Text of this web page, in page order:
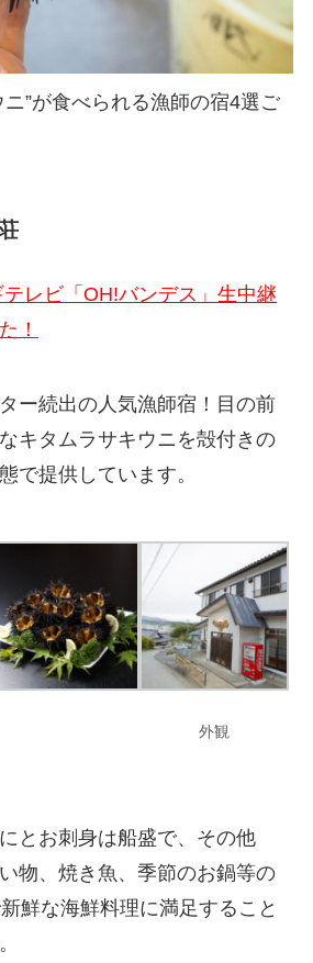
”が食べられる漁師の宿4選ご
レビ「OH!バンデス」生中継
！
ー続出の人気漁師宿！目の前
キタムラサキウニを殻付きの
で提供しています。
外観
とお刺身は船盛で、その他
物、焼き魚、季節のお鍋等の
鮮な海鮮料理に満足すること